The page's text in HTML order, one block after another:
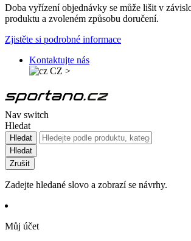
Doba vyřízení objednávky se může lišit v
produktu a zvoleném způsobu doručení.
Zjistěte si podrobné informace
Kontaktujte nás
CZ >
Nav switch
Hledat
Hledat
Hledat
Zrušit
Zadejte hledané slovo a zobrazí se návrhy.
Můj účet